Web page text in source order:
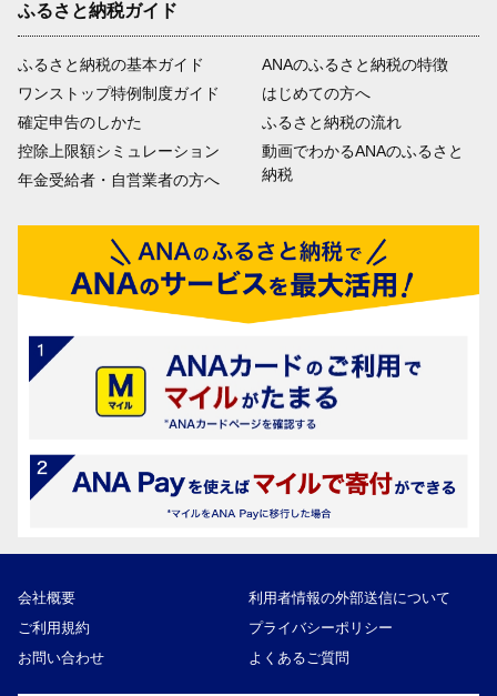
ふるさと納税ガイド
ふるさと納税の基本ガイド
ワンストップ特例制度ガイド
確定申告のしかた
控除上限額シミュレーション
年金受給者・自営業者の方へ
ANAのふるさと納税の特徴
はじめての方へ
ふるさと納税の流れ
動画でわかるANAのふるさと
納税
会社概要
利用者情報の外部送信について
ご利用規約
プライバシーポリシー
お問い合わせ
よくあるご質問